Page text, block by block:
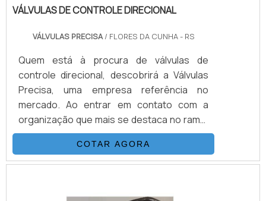
VÁLVULAS DE CONTROLE DIRECIONAL
VÁLVULAS PRECISA/ FLORES DA CUNHA - RS
Quem está à procura de válvulas de
controle direcional, descobrirá a Válvulas
Precisa, uma empresa referência no
mercado. Ao entrar em contato com a
organização que mais se destaca no ramo,
o cliente receberá um suporte completo
para sanar eventuais dúvidas sobre o
produto a ser adquirido.MAIS
CONTROLE DIRECIONALQuem quer
COTAR AGORA